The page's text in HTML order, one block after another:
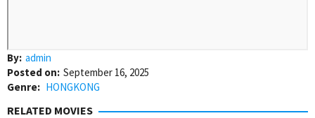
By: admin
Posted on: September 16, 2025
Genre: HONGKONG
RELATED MOVIES